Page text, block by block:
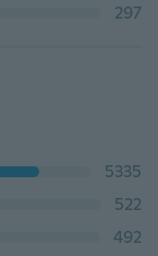
297
5335
522
492